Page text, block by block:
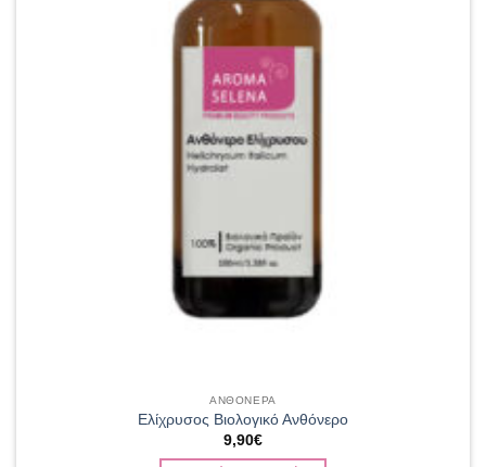
ΑΝΘΟΝΕΡΑ
Ελίχρυσος Βιολογικό Ανθόνερο
9,90€